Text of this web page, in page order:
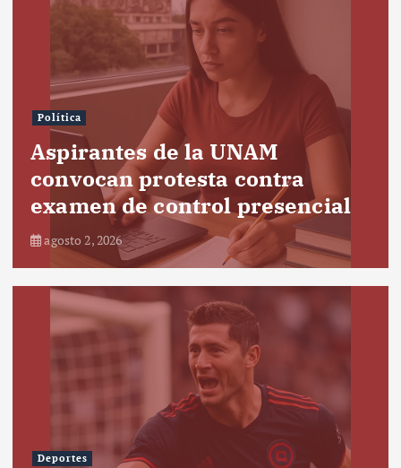
Política
Aspirantes de la UNAM
convocan protesta contra
examen de control presencial
agosto 2, 2026
Deportes